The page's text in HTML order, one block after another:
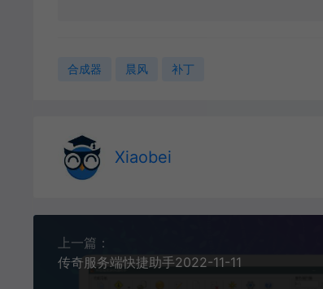
合成器 晨风 补丁
Xiaobei
上一篇：
传奇服务端快捷助手2022-11-11